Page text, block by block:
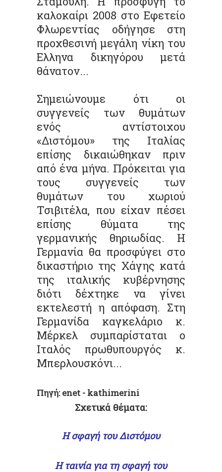
καλοκαίρι 2008 στο Εφετείο
Φλωρεντίας οδήγησε στη
προχθεσινή μεγάλη νίκη του
Ελληνα δικηγόρου μετά
θάνατον...
Σημειώνουμε ότι οι
συγγενείς των θυμάτων
ενός αντίστοιχου
«Διστόμου» της Ιταλίας
επίσης δικαιώθηκαν πριν
από ένα μήνα. Πρόκειται για
τους συγγενείς των
θυμάτων του χωριού
Τσιβιτέλα, που είχαν πέσει
επίσης θύματα της
γερμανικής θηριωδίας. Η
Γερμανία θα προσφύγει στο
δικαστήριο της Χάγης κατά
της ιταλικής κυβέρνησης
διότι δέχτηκε να γίνει
εκτελεστή η απόφαση. Στη
Γερμανίδα καγκελάριο κ.
Μέρκελ συμπαρίσταται ο
Ιταλός πρωθυπουργός κ.
Μπερλουσκόνι...
Πηγή: enet - kathimerini
Σχετικά θέματα:
Η σφαγή του Διστόμου
Η ταινία για τη σφαγή του